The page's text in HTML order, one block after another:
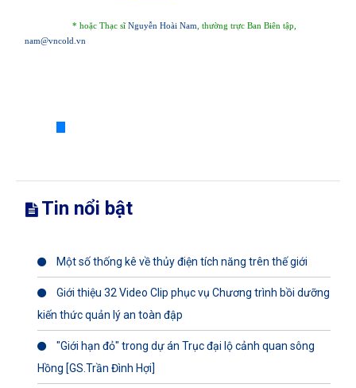
* hoặc Thạc sĩNguyễn Hoài Nam , thường trực Ban Biên tập,
nam@vncold.vn
Tin nổi bật
Một số thống kê về thủy điện tích năng trên thế giới
Giới thiệu 32 Video Clip phục vụ Chương trình bồi dưỡng
kiến thức quản lý an toàn đập
"Giới hạn đỏ" trong dự án Trục đại lộ cảnh quan sông
Hồng [GS.Trần Đình Hợi]